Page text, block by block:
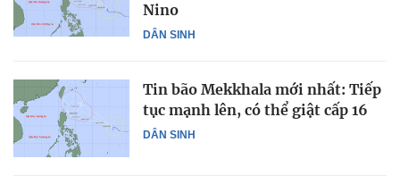
DÂN SINH
Nino
DÂN SINH
Tin bão Mekkhala mới nhất: Tiếp
tục mạnh lên, có thể giật cấp 16